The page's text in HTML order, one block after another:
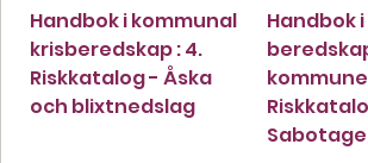
Handbok i kommunal
krisberedskap : 4.
Riskkatalog - Åska
och blixtnedslag
Handbok
Sabotage